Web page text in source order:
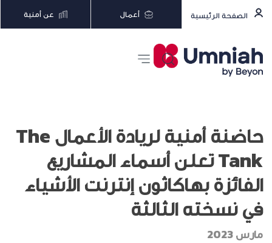
الصفحة الرئيسية أعمال عن أمنية
حاضنة أمنية لريادة الأعمال The
Tank تعلن أسماء المشاريع
الفائزة بهاكاثون إنترنت الأشياء
في نسخته الثالثة
مارس 2023